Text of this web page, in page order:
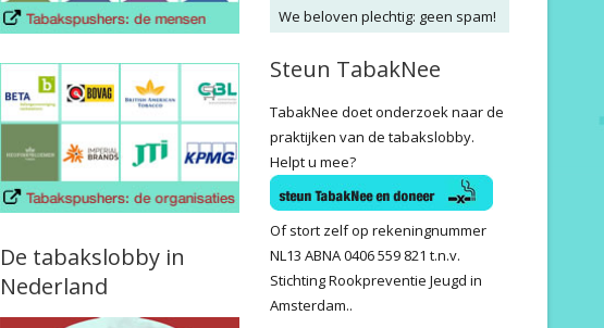
De tabakslobby in
Nederland
We beloven plechtig: geen spam!
Steun TabakNee
TabakNee doet onderzoek naar de
praktijken van de tabakslobby.
Helpt u mee?
Of stort zelf op rekeningnummer
NL13 ABNA 0406 559 821 t.n.v.
Stichting Rookpreventie Jeugd in
Amsterdam..